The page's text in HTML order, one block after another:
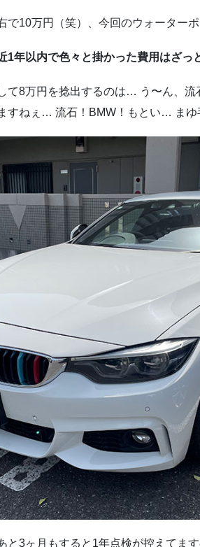
で10万円（笑）、今回のウォーター
1年以内で色々と掛かった費用はざっ
て8万円を捻出するのは… う〜ん、
すねぇ… 流石！BMW！もとい… まゆ
と3ヶ月もすると1年点検が控えてま